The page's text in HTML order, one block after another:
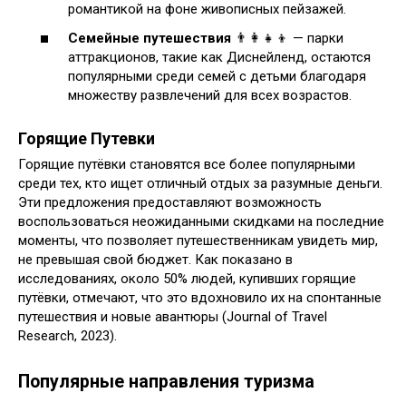
романтикой на фоне живописных пейзажей.
Семейные путешествия 👨‍👩‍👧‍👦 — парки
аттракционов, такие как Диснейленд, остаются
популярными среди семей с детьми благодаря
множеству развлечений для всех возрастов.
Горящие Путевки
Горящие путёвки становятся все более популярными
среди тех, кто ищет отличный отдых за разумные деньги.
Эти предложения предоставляют возможность
воспользоваться неожиданными скидками на последние
моменты, что позволяет путешественникам увидеть мир,
не превышая свой бюджет. Как показано в
исследованиях, около 50% людей, купивших горящие
путёвки, отмечают, что это вдохновило их на спонтанные
путешествия и новые авантюры (Journal of Travel
Research, 2023).
Популярные направления туризма